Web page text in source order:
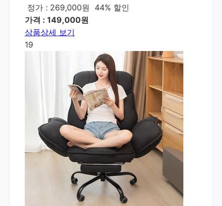
정가 : 269,000원
44% 할인
가격 : 149,000원
상품상세 보기
19